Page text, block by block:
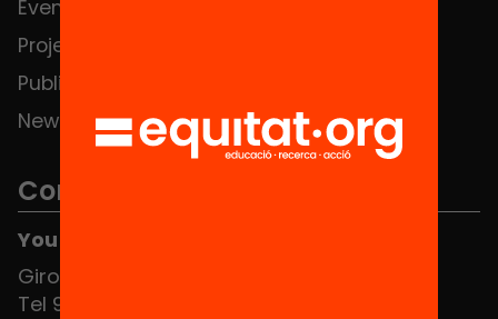
Events
Projects
Publications and videos
News
Contact
You can find us at the Social HUB
Girona 34, interior 08010 Barcelona
Tel 934 588 700